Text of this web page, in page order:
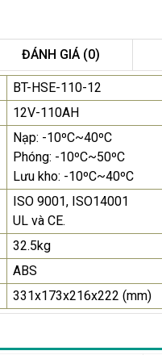
Màn Hình Quảng Cáo
SAMSUNG QB55R
Liên hệ
để nhận báo giá tốt
nhất
Màn Hình Máy Tính
D19-10 18.5"...
2.150.000₫
Màn Hình Quảng Cáo
Liên hệ0283 9847
để nhận báo giá
ĐÁNH GIÁ (0)
BT-HSE-110-12
12V-110AH
Nạp: -10ºC~40ºC
Phóng: -10ºC~50ºC
Lưu kho: -10ºC~40ºC
ISO 9001, ISO14001
UL và CE.
32.5kg
ABS
331x173x216x222 (mm)